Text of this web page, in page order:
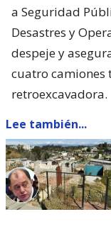
a Seguridad
Desastres y
despeje y
cuatro camiones
retroexcavadora.
Lee también...